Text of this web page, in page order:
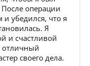
операции
убедился, что я
Я
и счастливой
отличный
своего дела.